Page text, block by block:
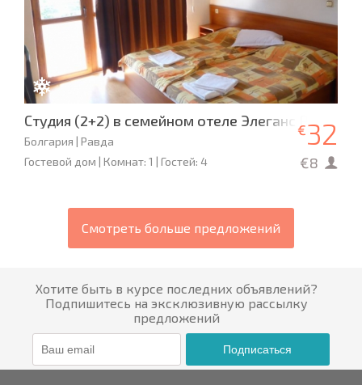
Студия (2+2) в семейном отеле Элеганс Равда
Болгария | Равда
Гостевой дом | Комнат: 1 | Гостей: 4
€32
€8
Смотреть больше предложений
Хотите быть в курсе последних объявлений?
Подпишитесь на эксклюзивную рассылку
предложений
Подписаться